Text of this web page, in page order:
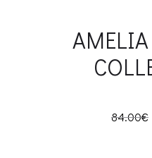
84.00€